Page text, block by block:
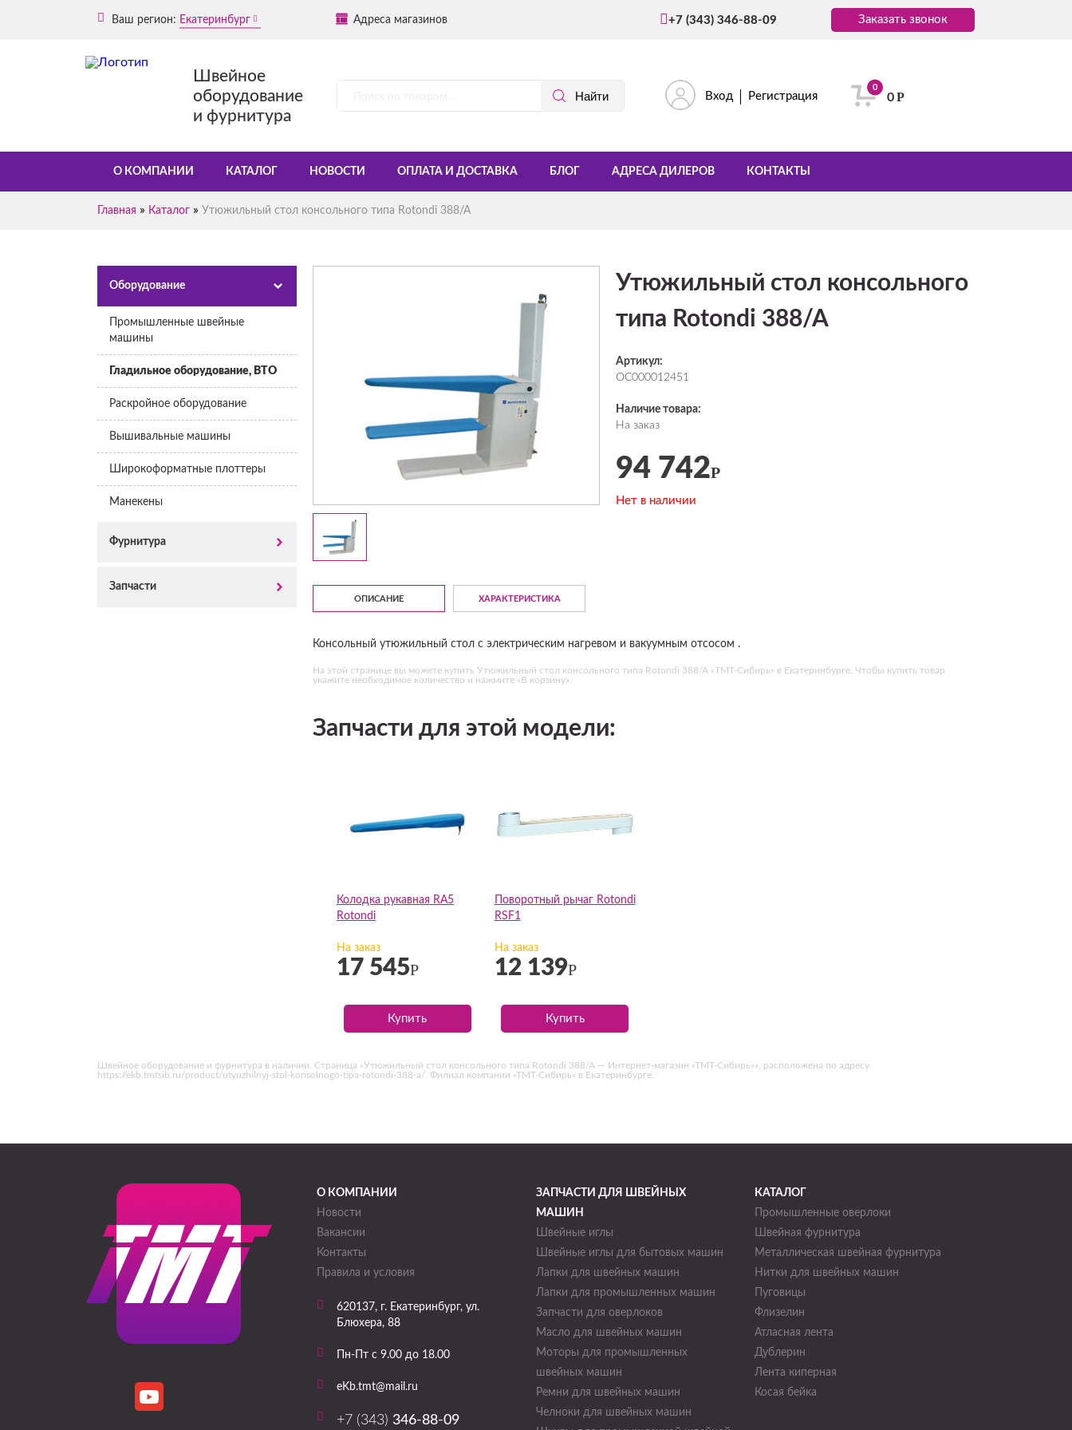
Ваш регион: Екатеринбург Адреса магазинов +7 (343) 346-88-09 Заказать звонок
Швейное
оборудование
и фурнитура
Вход Регистрация
0
0Р
О КОМПАНИИ КАТАЛОГ НОВОСТИ ОПЛАТА И ДОСТАВКА БЛОГ АДРЕСА ДИЛЕРОВ КОНТАКТЫ
Главная » Каталог » Утюжильный стол консольного типа Rotondi 388/A
Оборудование
Промышленные швейные
машины
Гладильное оборудование, ВТО
Раскройное оборудование
Вышивальные машины
Широкоформатные плоттеры
Манекены
Фурнитура
Запчасти
Утюжильный стол консольного
типа Rotondi 388/A
Артикул:
ОС000012451
Наличие товара:
На заказ
94 742Р
Нет в наличии
ОПИСАНИЕ ХАРАКТЕРИСТИКА
Консольный утюжильный стол с электрическим нагревом и вакуумным отсосом .
На этой странице вы можете купить Утюжильный стол консольного типа Rotondi 388/A «ТМТ-Сибирь» в Екатеринбурге. Чтобы купить товар
укажите необходимое количество и нажмите «В корзину».
Запчасти для этой модели:
Колодка рукавная RA5
Rotondi
На заказ
17 545Р
Купить
Поворотный рычаг Rotondi
RSF1
На заказ
12 139Р
Купить
Швейное оборудование и фурнитура в наличии. Страница «Утюжильный стол консольного типа Rotondi 388/A — Интернет-магазин «ТМТ-Сибирь»», расположена по адресу
https://ekb.tmtsib.ru/product/utyuzhilnyj-stol-konsolnogo-tipa-rotondi-388-a/. Филиал компании «ТМТ-Сибирь» в Екатеринбурге.
О КОМПАНИИ
Новости
Вакансии
Контакты
Правила и условия
620137, г. Екатеринбург, ул.
Блюхера, 88
Пн-Пт с 9.00 до 18.00
eKb.tmt@mail.ru
+7 (343) 346-88-09
ЗАПЧАСТИ ДЛЯ ШВЕЙНЫХ
МАШИН
Швейные иглы
Швейные иглы для бытовых машин
Лапки для швейных машин
Лапки для промышленных машин
Запчасти для оверлоков
Масло для швейных машин
Моторы для промышленных
швейных машин
Ремни для швейных машин
Челноки для швейных машин
КАТАЛОГ
Промышленные оверлоки
Швейная фурнитура
Металлическая швейная фурнитура
Нитки для швейных машин
Пуговицы
Флизелин
Атласная лента
Дублерин
Лента киперная
Косая бейка